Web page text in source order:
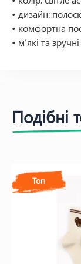
• дизайн:
• комфортна
• м’які та
Подібні
Топ